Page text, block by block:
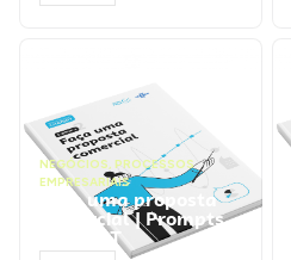
NEGÓCIOS, PROCESSOS
EMPRESARIAIS
Faça uma proposta
comercial | Prompts
ChatGPT